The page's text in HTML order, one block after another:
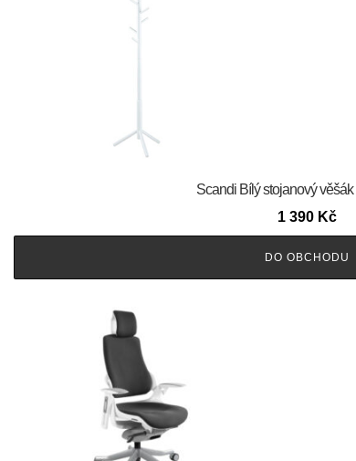
Scandi Bílý stojanový věšák
1 390 Kč
DO OBCHODU